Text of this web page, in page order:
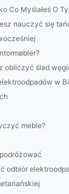
Co Myślałeś O
nauczyć się
obliczyć ślad
w
meble?
odbiór